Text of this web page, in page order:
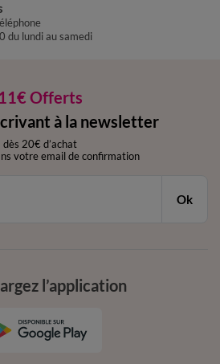
du lundi au samedi
11€ Offerts
à la newsletter
dès 20€ d’achat
votre email de confirmation
Ok
l’application